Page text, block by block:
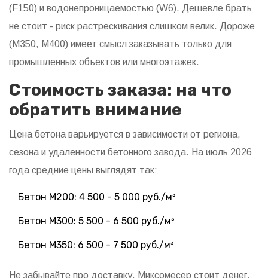
(F150) и водонепроницаемостью (W6). Дешевле брать
не стоит - риск растрескивания слишком велик. Дороже
(M350, M400) имеет смысл заказывать только для
промышленных объектов или многоэтажек.
Стоимость заказа: на что
обратить внимание
Цена бетона варьируется в зависимости от региона,
сезона и удаленности бетонного завода. На июль 2026
года средние цены выглядят так:
Бетон M200: 4 500 - 5 000 руб./м³
Бетон M300: 5 500 - 6 500 руб./м³
Бетон M350: 6 500 - 7 500 руб./м³
Не забывайте про доставку. Миксомесер стоит денег,